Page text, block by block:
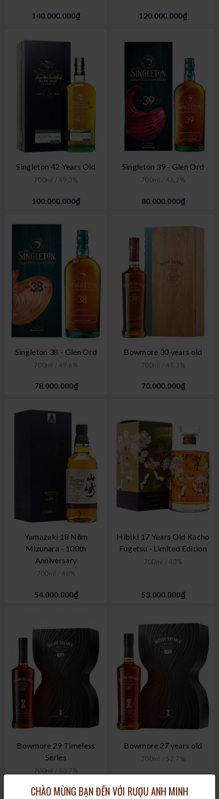
140.000.000₫ 120.000.000₫
Singleton 42 Years Old
700ml / 49,3%
100.000.000₫
Singleton 39 - Glen Ord
700ml / 46,2%
80.000.000₫
Singleton 38 - Glen Ord
700ml / 49,6%
78.000.000₫
Bowmore 30 years old
700ml / 45,3%
70.000.000₫
Yamazaki 18 Năm
Mizunara - 100th
Anniversary
700ml / 48%
54.000.000₫
Hibiki 17 Years Old Kacho
Fugetsu - Limited Edition
700ml / 43%
53.000.000₫
Bowmore 29 Timeless
Series
700ml / 53,7%
47.000.000₫
Bowmore 27 years old
700ml / 52,7%
45.000.000₫
CHÀO MỪNG BẠN ĐẾN VỚI RƯỢU ANH MINH